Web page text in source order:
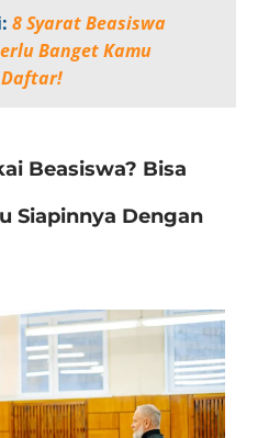
8 Syarat Beasiswa
Banget Kamu
Beasiswa? Bisa
Siapinnya Dengan